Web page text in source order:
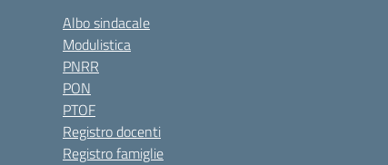
Albo sindacale
Modulistica
PNRR
PON
PTOF
Registro docenti
Registro famiglie